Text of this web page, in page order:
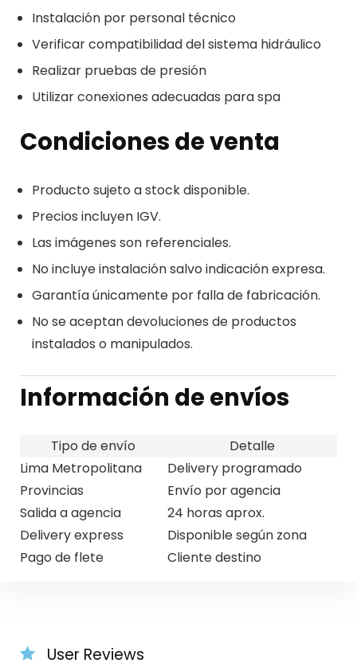
Instalación por personal técnico
Verificar compatibilidad del sistema hidráulico
Realizar pruebas de presión
Utilizar conexiones adecuadas para spa
Condiciones de venta
Producto sujeto a stock disponible.
Precios incluyen IGV.
Las imágenes son referenciales.
No incluye instalación salvo indicación expresa.
Garantía únicamente por falla de fabricación.
No se aceptan devoluciones de productos
instalados o manipulados.
Información de envíos
Tipo de envío
Detalle
Lima Metropolitana
Delivery programado
Provincias
Envío por agencia
Salida a agencia
24 horas aprox.
Delivery express
Disponible según zona
Pago de flete
Cliente destino
User Reviews